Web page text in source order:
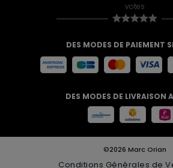
votes
DES MODES DE PAIEMENT
DES MODES DE LIVRAISON
©2026 Marc Orian
Conditions Générales de